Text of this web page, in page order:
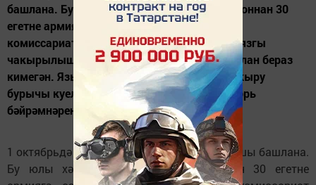
башлана. Бу юлы хәрби комиссариатка районнан 30
егетне армиягә озату бурычы куела. Хәрби
комиссариат бүлегеннән хәбәр итүләренчә, язгы
чакырылыш белән чагыштырганда көзгә план бераз
кимегән. Язын 40 егетне хәрби хезмәткә чакыру
бурычы куелган булган. Беренче озату ноябрь
бәйрәмнәреннән соң булыр дип көтелә.
1 октябрьдән 2014 елның көзге чакырылышы башлана.
Бу юлы хәрби комиссариатка районнан 30 егетне